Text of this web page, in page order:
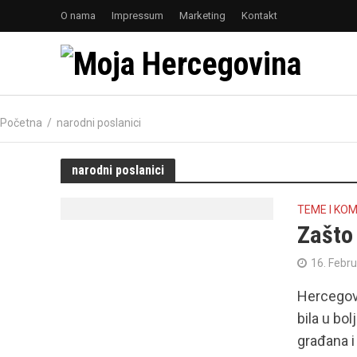
O nama Impressum Marketing Kontakt
Početna / narodni poslanici
narodni poslanici
TEME I
16.
bila u
građana